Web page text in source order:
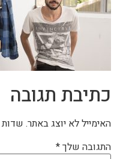
כתיבת תגובה
האימייל לא יוצג באתר. שדות
התגובה שלך*